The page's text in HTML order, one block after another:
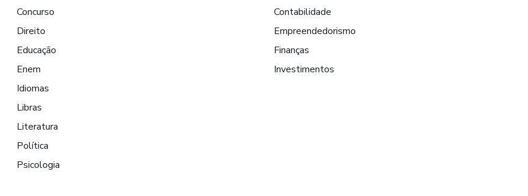
Concurso
Direito
Educação
Enem
Idiomas
Libras
Literatura
Política
Psicologia
Contabilidade
Empreendedorismo
Finanças
Investimentos